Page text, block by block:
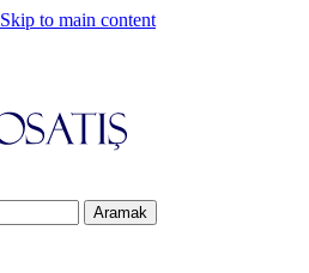
Skip to main content
Aramak